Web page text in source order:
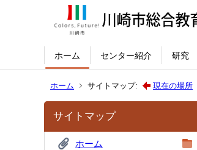
ホーム センター紹介 研究
ホーム サイトマップ: 現在の場所
サイトマップ
ホーム